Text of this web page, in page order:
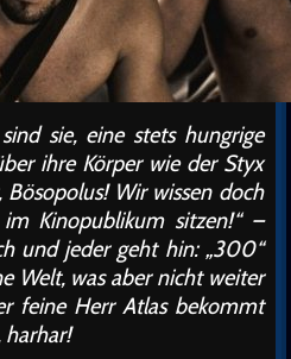
sie, eine stets hungrige
ihre Körper wie der Styx
Bösopolus! Wir wissen doch
Kinopublikum sitzen!“ –
und jeder geht hin: „300“
Welt, was aber nicht weiter
feine Herr Atlas bekommt
harhar!